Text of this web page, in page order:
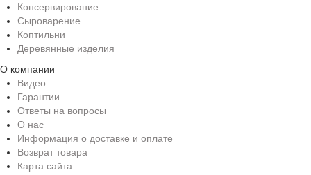
Консервирование
Сыроварение
Коптильни
Деревянные изделия
О компании
Видео
Гарантии
Ответы на вопросы
О нас
Информация о доставке и оплате
Возврат товара
Карта сайта